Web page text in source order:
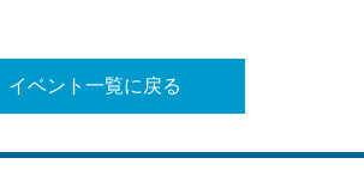
イベント一覧に戻る